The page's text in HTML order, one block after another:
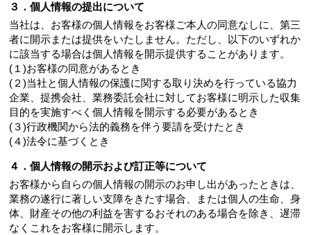
３．個人情報の提出について
当社は、お客様の個人情報をお客様ご本人の同意なしに、第三
者に開示または提供をいたしません。ただし、以下のいずれか
に該当する場合は個人情報を開示提供することがあります。
(１)お客様の同意があるとき
(２)当社と個人情報の保護に関する取り決めを行っている協力
企業、提携会社、業務委託会社に対してお客様に明示した収集
目的を実施すべく個人情報を開示する必要があるとき
(３)行政機関から法的義務を伴う要請を受けたとき
(４)法令に基づくとき
４．個人情報の開示および訂正等について
お客様から自らの個人情報の開示のお申し出があったときは、
業務の遂行に著しい支障をきたす場合、または個人の生命、身
体、財産その他の利益を害するおそれのある場合を除き、遅滞
なくこれをお客様に開示します。